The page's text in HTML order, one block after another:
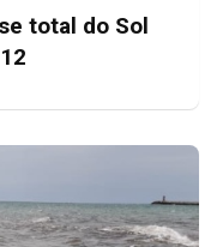
total do Sol